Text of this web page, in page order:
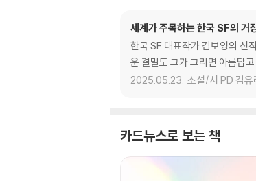
세계가 주목하는 한국 SF의 거
한국 SF 대표작가 김보영의 신
운 결말도 그가 그리면 아름답
2025.05.23. 소설/시 PD 김유
카드뉴스로 보는 책